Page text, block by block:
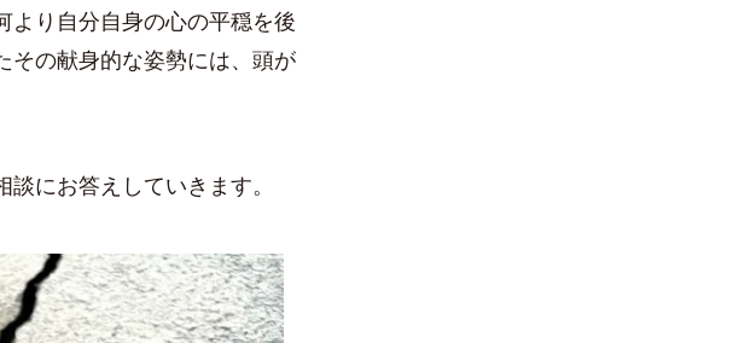
より自分自身の心の平穏を後
その献身的な姿勢には、頭が
にお答えしていきます。